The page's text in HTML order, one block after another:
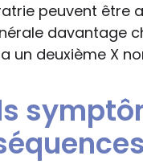
peuvent être
davantage
un deuxième X